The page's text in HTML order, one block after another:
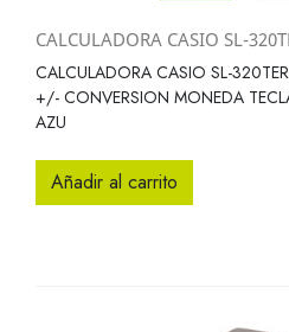
CALCULADORA CASIO SL-
CALCULADORA CASIO SL-
+/- CONVERSION MONEDA
AZU
Añadir al carrito